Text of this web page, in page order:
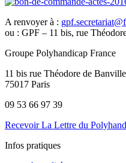
A renvoyer à :
ou : GPF – 11 bis, rue
Groupe Polyhandicap France
11 bis rue Théodore de Banville
75017 Paris
09 53 66 97 39
Recevoir La Lettre du
Infos pratiques